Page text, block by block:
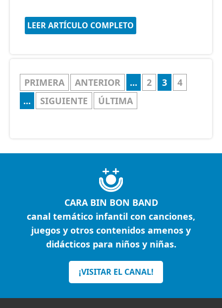
LEER ARTÍCULO COMPLETO
PRIMERA ANTERIOR ... 2 3
4
...
SIGUIENTE ÚLTIMA
CARA BIN BON BAND
canal temático infantil con canciones,
juegos y otros contenidos amenos y
didácticos para niños y niñas.
¡VISITAR EL CANAL!